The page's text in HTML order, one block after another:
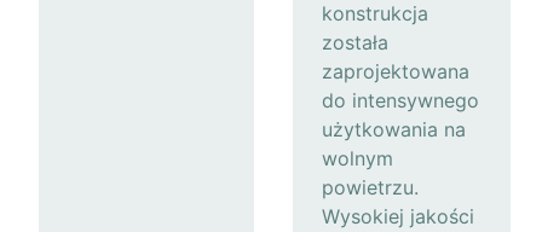
konstrukcja
została
zaprojektowana
do intensywnego
użytkowania na
wolnym
powietrzu.
Wysokiej jakości